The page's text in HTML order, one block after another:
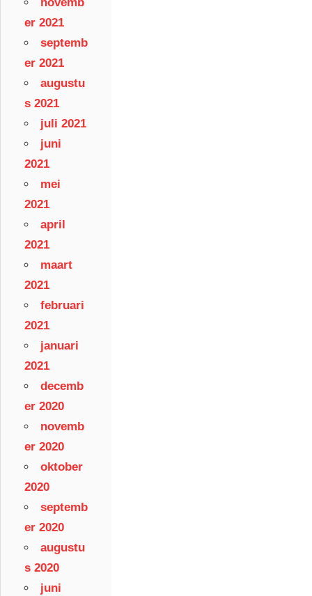
er 2021
septemb
er 2021
augustu
s 2021
juli 2021
juni
2021
mei
2021
april
2021
maart
2021
februari
2021
januari
2021
decemb
er 2020
novemb
er 2020
oktober
2020
septemb
er 2020
augustu
s 2020
juni